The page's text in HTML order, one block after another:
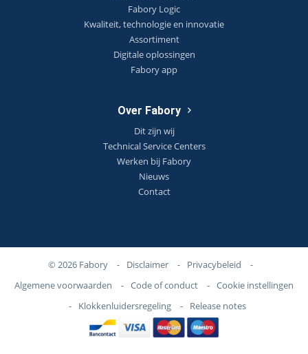
Fabory Logic
Kwaliteit, technologie en innovatie
Assortiment
Digitale oplossingen
Fabory app
Over Fabory
Dit zijn wij
Technical Service Centers
Werken bij Fabory
Nieuws
Contact
© 2026 Fabory - Disclaimer - Privacybeleid
-
Algemene voorwaarden
- Code of conduct - Cookie instellingen
-
Klokkenluidersregeling - Release notes